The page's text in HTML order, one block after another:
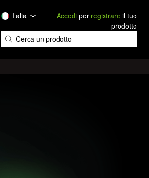
Italia Accedi per registrare il tuo
prodotto